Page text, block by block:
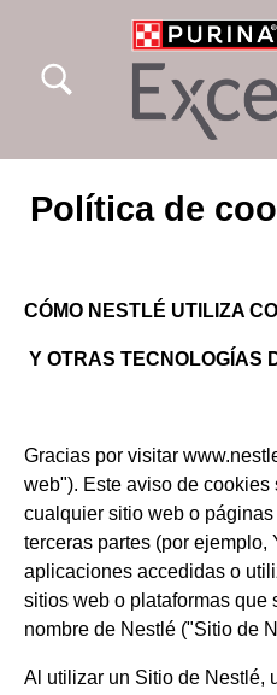
Menu Secundario
Menu Principal
Política de
CÓMO NESTLÉ UTILIZA
Y OTRAS TECNOLOGÍAS
Gracias por visitar
web"). Este aviso de
cualquier sitio web o
terceras partes (por ejemplo,
aplicaciones accedidas o
sitios web o plataformas que
nombre de Nestlé ("Sitio de
Al utilizar un Sitio de Nestlé,